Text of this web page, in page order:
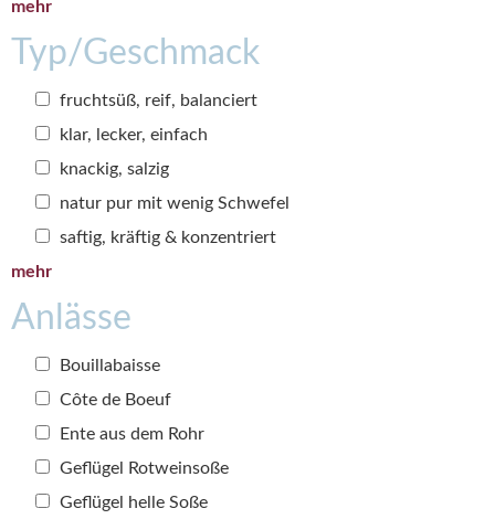
mehr
Typ/Geschmack
fruchtsüß, reif, balanciert
klar, lecker, einfach
knackig, salzig
natur pur mit wenig Schwefel
saftig, kräftig & konzentriert
mehr
Anlässe
Bouillabaisse
Côte de Boeuf
Ente aus dem Rohr
Geflügel Rotweinsoße
Geflügel helle Soße